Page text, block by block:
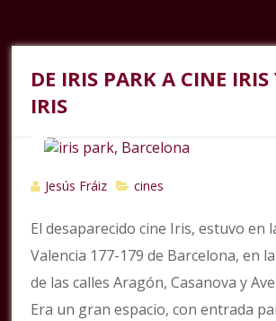
DE IRIS PARK A CINE IRIS
IRIS
Jesús Fráiz cines
El desaparecido cine Iris, estuvo en
Valencia 177-179 de Barcelona, en
de las calles Aragón, Casanova y
Era un gran espacio, con entrada